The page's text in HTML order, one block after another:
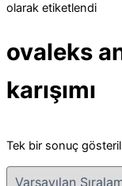
olarak etiketlendi
ovaleks
karışımı
Tek bir sonuç